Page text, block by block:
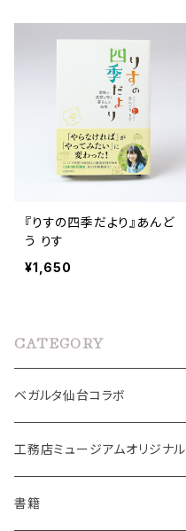
『りすの四季だより』あんど
う りす
¥1,650
CATEGORY
ベガルタ仙台コラボ
ベガルタこけし
手ぬぐい
工務店ミュージアムオリジナル
こけし
書籍